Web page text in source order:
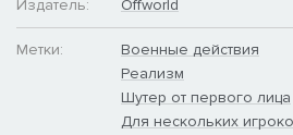
предоставляет первоклассную VoIP-
позволяет игрокам общаться с
членами отряда, между командирами
командующим. Маркеры на карте и в
командирам отрядов и огневых групп
информировать своих бойцов.
Издатель:
Offworld
Метки:
Военные действия
Реализм
Шутер от первого лица
Для нескольких